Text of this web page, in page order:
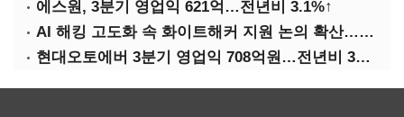
에스원, 3분기 영업익 621억…전년비 3.1%↑
AI 해킹 고도화 속 화이트해커 지원 논의 확산…'버그바운티' 재조명
현대오토에버 3분기 영업익 708억원…전년비 34.8%↑